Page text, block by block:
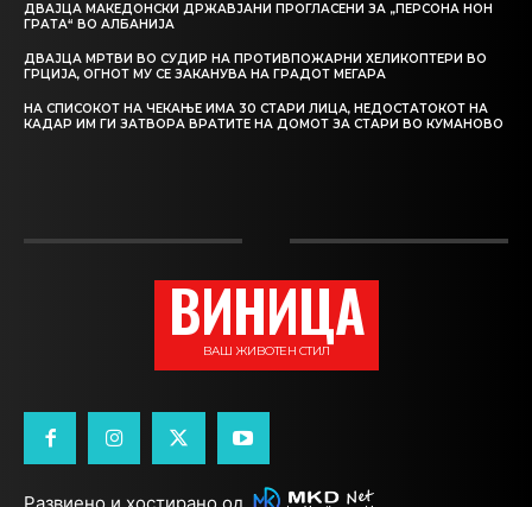
ДВАЈЦА МАКЕДОНСКИ ДРЖАВЈАНИ ПРОГЛАСЕНИ ЗА „ПЕРСОНА НОН
ГРАТА“ ВО АЛБАНИЈА
ДВАЈЦА МРТВИ ВО СУДИР НА ПРОТИВПОЖАРНИ ХЕЛИКОПТЕРИ ВО
ГРЦИЈА, ОГНОТ МУ СЕ ЗАКАНУВА НА ГРАДОТ МЕГАРА
НА СПИСОКОТ НА ЧЕКАЊЕ ИМА 30 СТАРИ ЛИЦА, НЕДОСТАТОКОТ НА
КАДАР ИМ ГИ ЗАТВОРА ВРАТИТЕ НА ДОМОТ ЗА СТАРИ ВО КУМАНОВО
ВИНИЦА
ВАШ ЖИВОТЕН СТИЛ